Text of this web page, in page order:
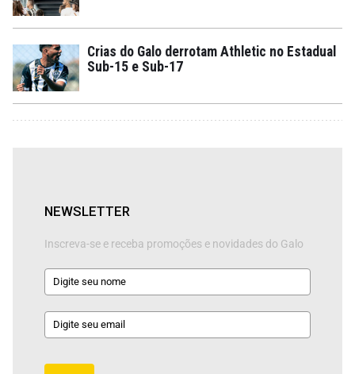
Crias do Galo derrotam Athletic no Estadual
Sub-15 e Sub-17
NEWSLETTER
Inscreva-se e receba promoções e novidades do Galo